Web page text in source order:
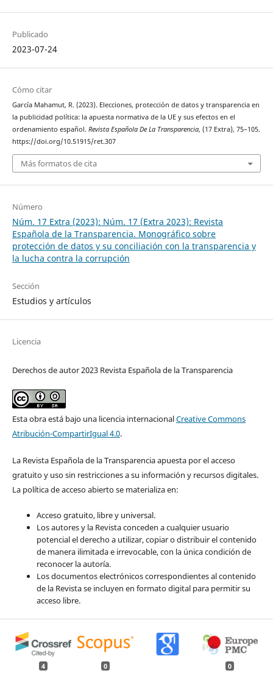
Publicado
2023-07-24
Cómo citar
García Mahamut, R. (2023). Elecciones, protección de datos y transparencia en
la publicidad política: la apuesta normativa de la UE y sus efectos en el
ordenamiento español. Revista Española De La Transparencia, (17 Extra), 75–105.
https://doi.org/10.51915/ret.307
Más formatos de cita
Número
Núm. 17 Extra (2023): Núm. 17 (Extra 2023): Revista
Española de la Transparencia. Monográfico sobre
protección de datos y su conciliación con la transparencia y
la lucha contra la corrupción
Sección
Estudios y artículos
Licencia
Derechos de autor 2023 Revista Española de la Transparencia
Esta obra está bajo una licencia internacionalCreative Commons
Atribución-CompartirIgual 4.0.
La Revista Española de la Transparencia apuesta por el acceso
gratuito y uso sin restricciones a su información y recursos digitales.
La política de acceso abierto se materializa en:
Acceso gratuito, libre y universal.
Los autores y la Revista conceden a cualquier usuario
potencial el derecho a utilizar, copiar o distribuir el contenido
de manera ilimitada e irrevocable, con la única condición de
reconocer la autoría.
Los documentos electrónicos correspondientes al contenido
de la Revista se incluyen en formato digital para permitir su
acceso libre.
4 0 0